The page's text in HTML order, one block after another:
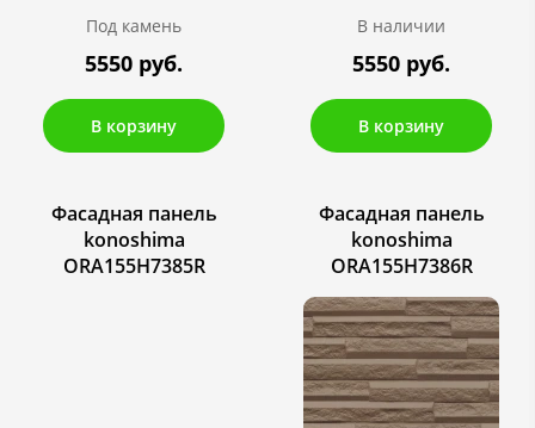
Под камень
5550 руб.
В корзину
В наличии
5550 руб.
В корзину
Фасадная панель
konoshima
ORA155H7385R
Фасадная панель
konoshima
ORA155H7386R